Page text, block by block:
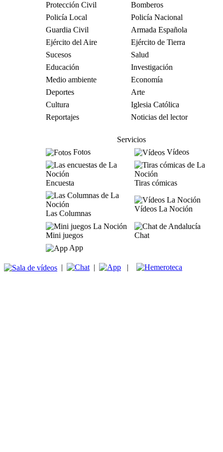
Protección Civil
Bomberos
Policía Local
Policía Nacional
Guardia Civil
Armada Española
Ejército del Aire
Ejército de Tierra
Sucesos
Salud
Educación
Investigación
Medio ambiente
Economía
Deportes
Arte
Cultura
Iglesia Católica
Reportajes
Noticias del lector
Servicios
Fotos
Vídeos
Encuesta Tiras cómicas
Las Columnas
Vídeos La Noción
Mini juegos
Chat
App
| | |